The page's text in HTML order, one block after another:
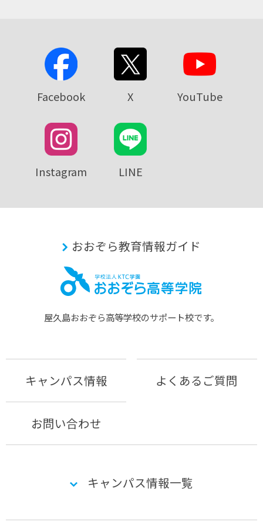
Facebook X YouTube
Instagram LINE
おおぞら教育情報ガイド
屋久島おおぞら⾼等学校のサポート校です。
キャンパス情報 よくあるご質問
お問い合わせ
キャンパス情報一覧